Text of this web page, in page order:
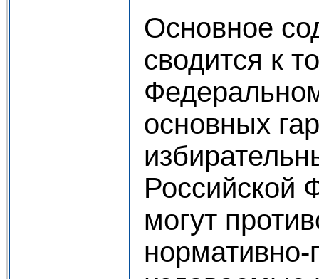
Основное
сводится к
основных
Российской
могут